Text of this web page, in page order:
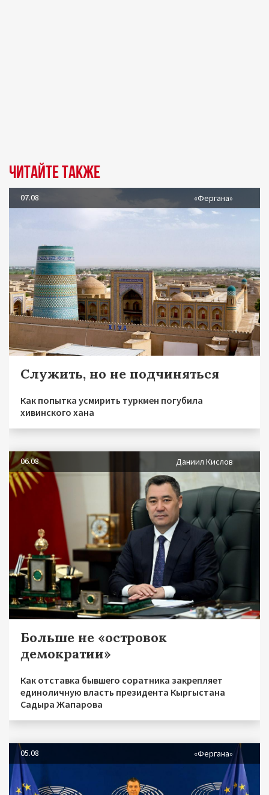
Читайте также
07.08 «Фергана»
Служить, но не подчиняться
Как попытка усмирить туркмен погубила
хивинского хана
06.08 Даниил Кислов
Больше не «островок
демократии»
Как отставка бывшего соратника закрепляет
единоличную власть президента Кыргыстана
Садыра Жапарова
05.08 «Фергана»